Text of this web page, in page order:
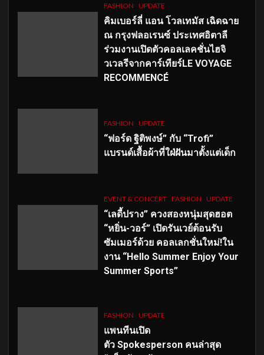
FASHION UPDATE
คิมเบอร์ลี่ แอน โวลเทมัส เฉิดฉาย
ณ กรุงฟลอเรนซ์ ประเทศอิตาลี
ร่วมงานเปิดตัวคอลเลคชั่นไฮจิ
วเวลรีจากคาร์เทียร์LE VOYAGE
RECOMMENCÉ
FASHION UPDATE
“ฟอร์ด ฐิติพงษ์” กับ “Trofi”
แบรนด์เสื้อผ้าที่ใฝ่ฝันมาตั้งแต่เด็ก
EVENT & CONCERT FASHION UPDATE
“เลดี้ปราง” ควงสองหนุ่มสุดฮอต
“หยิ่น-วอร์” เปิดรันเวย์ต้อนรับ
ซัมเมอร์ด้วย คอลเลกชั่นใหม่!ใน
งาน “Hello Summer Enjoy Your
Summer Sports”
FASHION UPDATE
แพนทีนเปิด
ตัว Spokesperson คนล่าสุด